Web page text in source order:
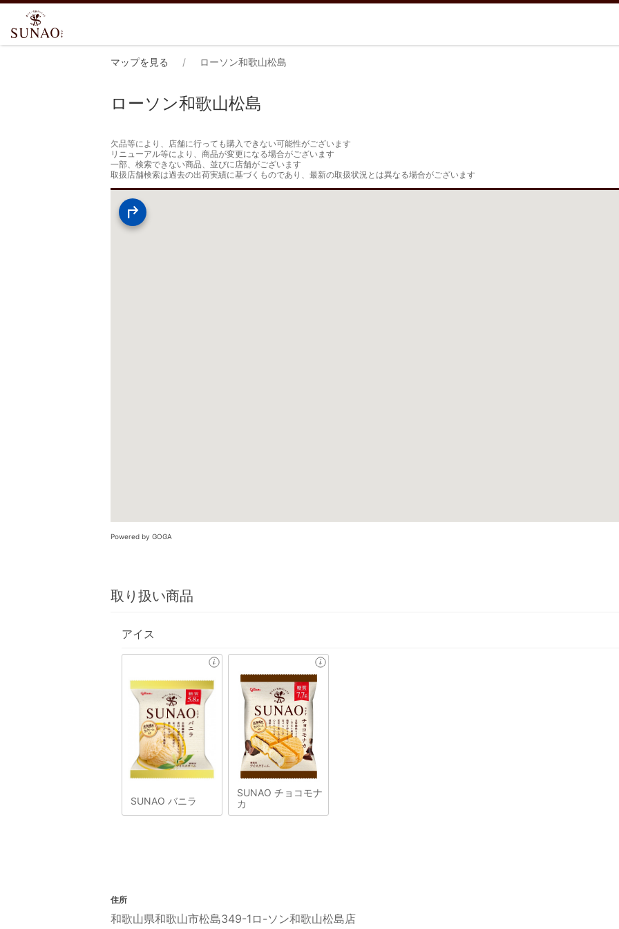
マップを見る ローソン和歌山松島
ローソン和歌山松島
欠品等により、店舗に行っても購入できない可能性がございます
リニューアル等により、商品が変更になる場合がございます
一部、検索できない商品、並びに店舗がございます
取扱店舗検索は過去の出荷実績に基づくものであり、最新の取扱状況とは異なる場合がございます
Powered by GOGA
取り扱い商品
アイス
SUNAO バニラ
SUNAO チョコモナ
カ
住所
和歌山県和歌山市松島349-1ロ-ソン和歌山松島店